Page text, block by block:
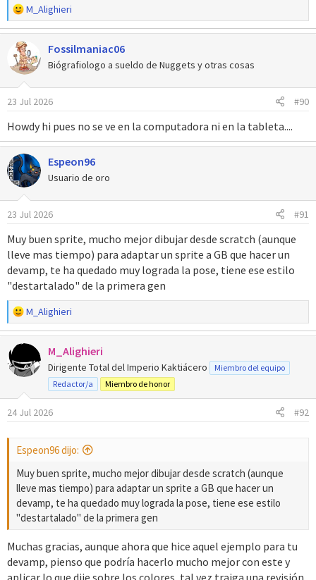
R
e
a
c
c
i
o
n
s
:
M_Alighieri
Fossilmaniac06
Biógrafiologo a sueldo de Nuggets y otras cosas
23 Jul 2026 #90
Howdy hi pues no se ve en la computadora ni en la tableta....
Espeon96
Usuario de oro
23 Jul 2026 #91
Muy buen sprite, mucho mejor dibujar desde scratch (aunque
lleve mas tiempo) para adaptar un sprite a GB que hacer un
devamp, te ha quedado muy lograda la pose, tiene ese estilo
"destartalado" de la primera gen
R
e
a
c
i
e
M_Alighieri
M_Alighieri
Dirigente Total del Imperio Kaktiácero
Miembro del equipo
Redactor/a
Miembro de honor
24 Jul 2026 #92
Espeon96 dijo:
Muy buen sprite, mucho mejor dibujar desde scratch (aunque
lleve mas tiempo) para adaptar un sprite a GB que hacer un
devamp, te ha quedado muy lograda la pose, tiene ese estilo
"destartalado" de la primera gen
Muchas gracias, aunque ahora que hice aquel ejemplo para tu
devamp, pienso que podría hacerlo mucho mejor con este y
aplicar lo que dije sobre los colores, tal vez traiga una revisión.